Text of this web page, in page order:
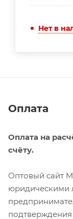
Нет в
Оплата
Оплата на
счёту.
Оптовый сайт
юридическими
подтверждения